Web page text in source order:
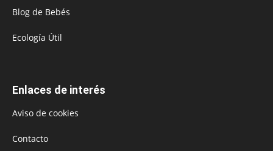
Blog de Bebés
Ecología Útil
Enlaces de interés
Aviso de cookies
Contacto